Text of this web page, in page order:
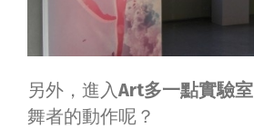
另外，進入Art多一點實驗室
舞者的動作呢？